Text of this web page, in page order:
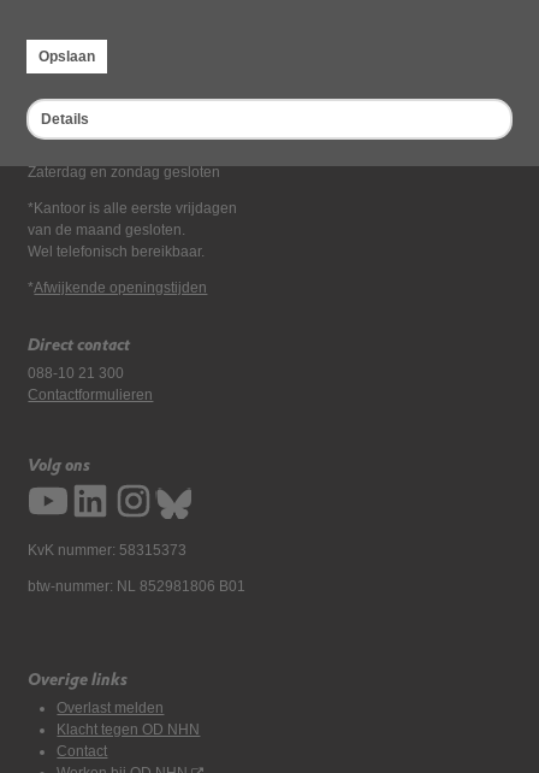
Opslaan
Details
Postbus 2095, 1620 EB Hoorn
Openingstijden kantoor
Maandag tot en met vrijdag*
van 08:00 tot 16:30
Zaterdag en zondag gesloten
*Kantoor is alle eerste vrijdagen
van de maand gesloten.
Wel telefonisch bereikbaar.
*Afwijkende openingstijden
Direct contact
088-10 21 300
Contactformulieren
Volg ons
KvK nummer: 58315373
btw-nummer: NL 852981806 B01
Overige links
Overlast melden
Klacht tegen OD NHN
Contact